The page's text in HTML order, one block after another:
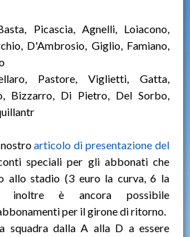
Picascia, Agnelli, Loiacono,
D'Ambrosio, Giglio, Famiano,
Pastore, Viglietti, Gatta,
Bizzarro, Di Pietro, Del Sorbo,
nostroarticolo di presentazione del
speciali per gli abbonati che
allo stadio (3 euro la curva, 6 la
inoltre è ancora possibile
per il girone di ritorno.
squadra dalla A alla D a essere